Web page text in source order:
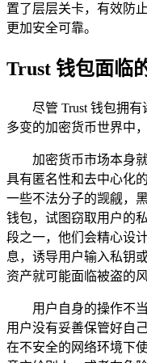
置了层层关卡，有效防
更加安全可靠。
Trust 钱包面临
尽管 Trust 钱包拥
多变的加密货币世界中
加密货币市场本身
具有匿名性和去中心化
一些不法分子的觊觎，
钱包，试图窃取用户的
段之一，他们会精心设
息，诱导用户输入私钥
资产就可能面临被盗的风
用户自身的操作不
用户没有妥善保管好自
在不安全的网络环境下